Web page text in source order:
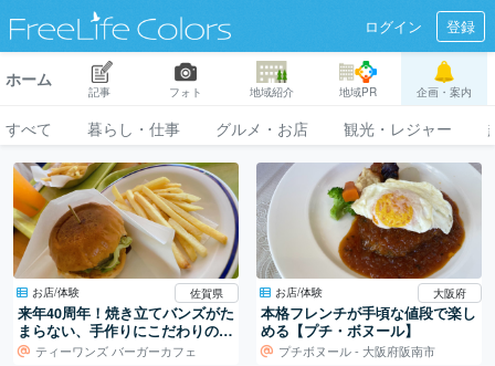
ログイン 登録
ホーム
記事 フォト 地域紹介 地域PR 企画・案内
すべて 暮らし・仕事 グルメ・お店 観光・レジャー
お店/体験 佐賀県
来年40周年！焼き立てバンズがた
まらない、手作りにこだわりのハ
ンバーガー店。
ティーワンズ バーガーカフェ
お店/体験 大阪府
本格フレンチが手頃な値段で楽し
める【プチ・ボヌール】
プチボヌール - 大阪府阪南市